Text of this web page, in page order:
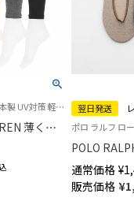
ポロ ラルフ ローレン 日本製 UV対策 軽い着用感 婦人 レギンス 2025SS
薄くて
ハイゲー
当 レディ
翌日発送
POLO
薄 やや浅履
り止め付き
ィース 日本
通常価格 ¥
販売価格 ¥